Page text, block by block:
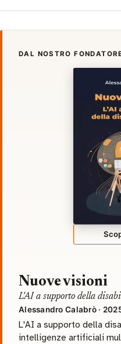
DAL NOSTRO
Nuove visioni
L'AI a supporto della
Alessandro Calabrò ·
L'AI a supporto della
intelligenze artificiali